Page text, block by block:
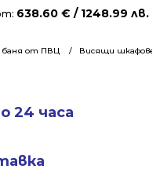
баня от ПВЦ Висящи шкафове
638.60 € / 1248.99 лв.
24 часа